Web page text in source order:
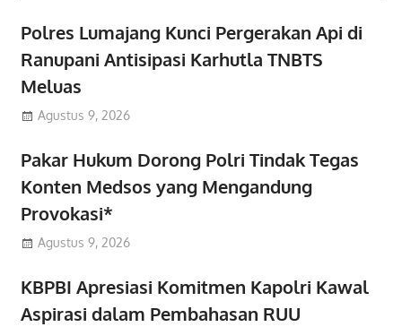
Polres Lumajang Kunci Pergerakan Api di
Ranupani Antisipasi Karhutla TNBTS
Meluas
Agustus 9, 2026
Pakar Hukum Dorong Polri Tindak Tegas
Konten Medsos yang Mengandung
Provokasi*
Agustus 9, 2026
KBPBI Apresiasi Komitmen Kapolri Kawal
Aspirasi dalam Pembahasan RUU